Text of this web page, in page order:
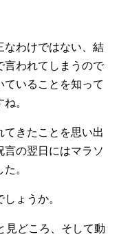
なわけではない、結
言われてしまうので
ていることを知って
。
てきたことを思い出
言の翌日にはマラソ
。
ょうか。
見どころ、そして動